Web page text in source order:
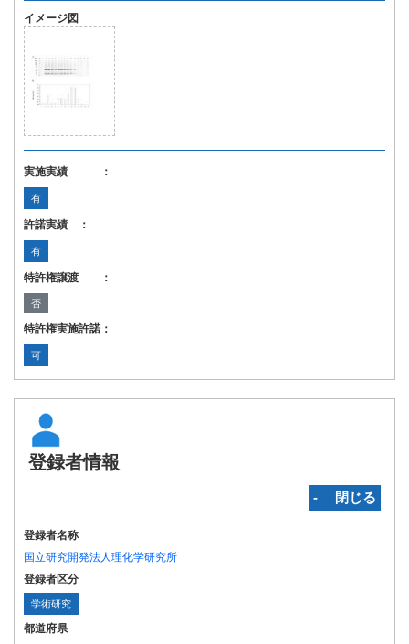
イメージ図
実施実績 ：
有
許諾実績 ：
有
特許権譲渡 ：
否
特許権実施許諾：
可
登録者情報
‐ 閉じる
登録者名称
国立研究開発法人理化学研究所
登録者区分
学術研究
都道府県